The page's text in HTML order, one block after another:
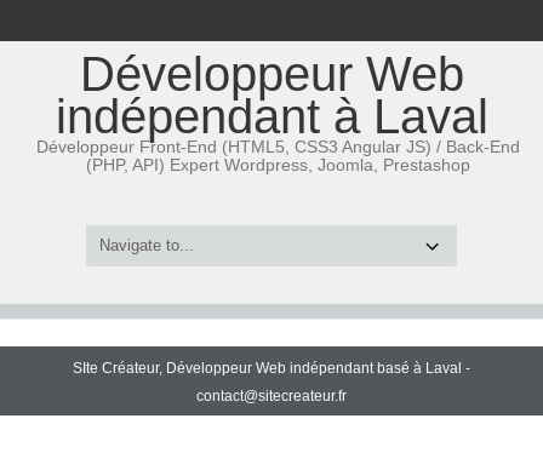
Développeur Web
indépendant à Laval
Développeur Front-End (HTML5, CSS3 Angular JS) / Back-End
(PHP, API) Expert Wordpress, Joomla, Prestashop
SIte Créateur, Développeur Web indépendant basé à Laval -
contact@sitecreateur.fr